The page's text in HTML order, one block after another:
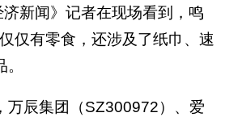
新闻》记者在现场看到，鸣
仅有零食，还涉及了纸巾、速
万辰集团（SZ300972）、爱